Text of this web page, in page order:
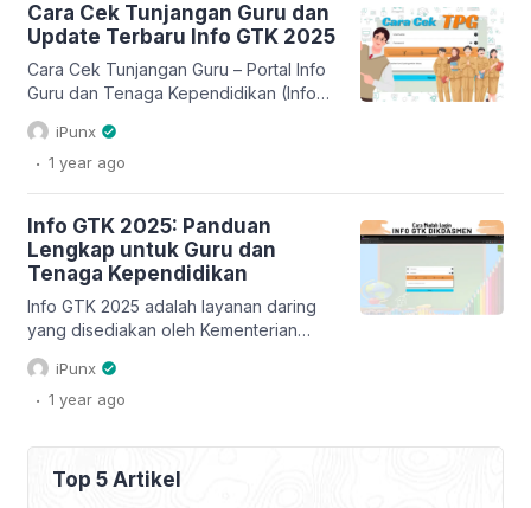
tentang kode ini sangat krusial agar
guru dapat mengetahui apakah
tunjangan mereka akan cair tepat
waktu […]
Cara Cek Tunjangan Guru dan
Update Terbaru Info GTK 2025
Cara Cek Tunjangan Guru – Portal Info
Guru dan Tenaga Kependidikan (Info
GTK) tahun 2025 adalah sistem
informasi yang digunakan untuk
mengakses data guru dan tenaga
Dengan pembaruan yang dilakukan
oleh Kementerian Pendidikan Dasar
dan Menengah (Kemendikdasmen),
Info GTK kini menghadirkan berbagai
fitur terbaru yang semakin
mempermudah […]
iPunx
. 1 year ago
Info GTK 2025: Panduan
Lengkap untuk Guru dan
Tenaga Kependidikan
Info GTK 2025 adalah layanan daring
yang disediakan oleh Kementerian
Pendidikan Dasar dan Menengah
(Kemendikdasmen) Republik Indonesia.
Layanan ini sangat penting bagi guru
berfungsi sebagai sarana verifikasi
data dan informasi yang berkaitan
dengan profesi mereka. Seiring
iPunx
. 1 year ago
Top 5 Artikel